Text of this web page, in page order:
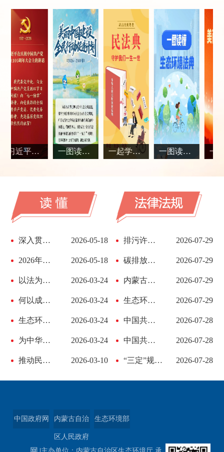
一图读懂生态环境法典
深入贯彻实施民族团结进步促进法 进一步增强中华... 2026-05-18
2026年六五环境日宣传工作怎么干？ 2026-05-18
以法为纲 山青水长——《中华人民共和国生态环境... 2026-03-24
何以成典，何以护山河？——写在《中华人民共和... 2026-03-24
生态环境法典来了！如何惠及民生、守护山河？ 2026-03-24
为中华民族永续发展筑牢法治根基——写在《中华... 2026-03-24
推动民族地区高质量发展的几个着力点 2026-03-10
排污许可管理条例 2026-07-29
碳排放权交易管理暂行条例 2026-07-29
内蒙古自治区生态环境保护条例 2026-07-29
生态环境保护督察工作条例 2026-07-29
中国共产党章程 2026-07-28
中国共产党机构编制工作条例 2026-07-28
“三定”规定制定和实施办法 2026-07-28
中国政府网 内蒙古自治
区人民政府
生态环境部